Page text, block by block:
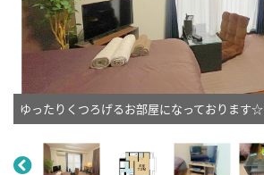
ゆったりくつろげるお部屋になっております☆